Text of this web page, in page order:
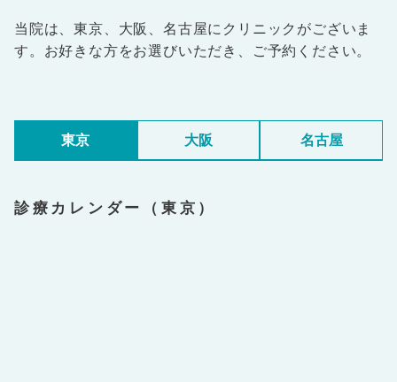
当院は、東京、大阪、名古屋にクリニックがございま
す。お好きな方をお選びいただき、ご予約ください。
東京 大阪 名古屋
診療カレンダー（東京）